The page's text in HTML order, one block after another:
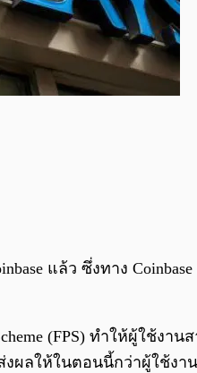
แล้ว ซึ่งทาง
(FPS) ทำให้ผู้ใ
ผลให้ในตอนนี้กว่าผู้ใช้ง